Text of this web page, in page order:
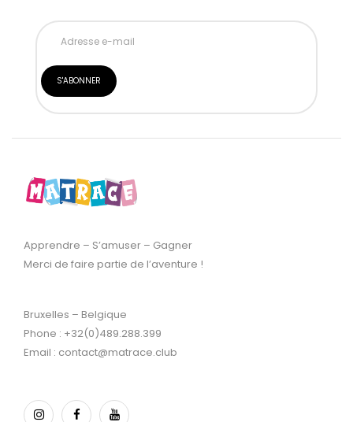
Apprendre – S’amuser – Gagner
Merci de faire partie de l’aventure !
Bruxelles – Belgique
Phone : +32(0)489.288.399
Email : contact@matrace.club